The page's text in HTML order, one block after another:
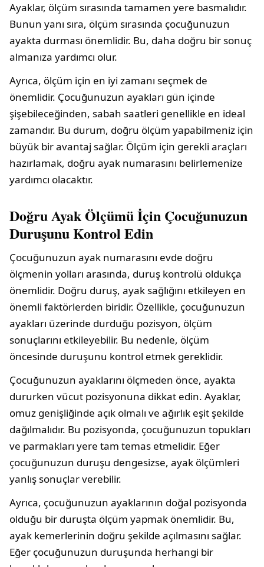
Ayaklar, ölçüm sırasında tamamen yere basmalıdır.
Bunun yanı sıra, ölçüm sırasında çocuğunuzun
ayakta durması önemlidir. Bu, daha doğru bir sonuç
almanıza yardımcı olur.
Ayrıca, ölçüm için en iyi zamanı seçmek de
önemlidir. Çocuğunuzun ayakları gün içinde
şişebileceğinden, sabah saatleri genellikle en ideal
zamandır. Bu durum, doğru ölçüm yapabilmeniz için
büyük bir avantaj sağlar. Ölçüm için gerekli araçları
hazırlamak, doğru ayak numarasını belirlemenize
yardımcı olacaktır.
Doğru Ayak Ölçümü İçin Çocuğunuzun
Duruşunu Kontrol Edin
Çocuğunuzun ayak numarasını evde doğru
ölçmenin yolları arasında, duruş kontrolü oldukça
önemlidir. Doğru duruş, ayak sağlığını etkileyen en
önemli faktörlerden biridir. Özellikle, çocuğunuzun
ayakları üzerinde durduğu pozisyon, ölçüm
sonuçlarını etkileyebilir. Bu nedenle, ölçüm
öncesinde duruşunu kontrol etmek gereklidir.
Çocuğunuzun ayaklarını ölçmeden önce, ayakta
dururken vücut pozisyonuna dikkat edin. Ayaklar,
omuz genişliğinde açık olmalı ve ağırlık eşit şekilde
dağılmalıdır. Bu pozisyonda, çocuğunuzun topukları
ve parmakları yere tam temas etmelidir. Eğer
çocuğunuzun duruşu dengesizse, ayak ölçümleri
yanlış sonuçlar verebilir.
Ayrıca, çocuğunuzun ayaklarının doğal pozisyonda
olduğu bir duruşta ölçüm yapmak önemlidir. Bu,
ayak kemerlerinin doğru şekilde açılmasını sağlar.
Eğer çocuğunuzun duruşunda herhangi bir